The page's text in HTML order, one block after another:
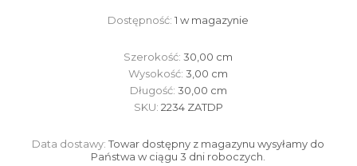
Dostępność: 1 w magazynie
Szerokość:30,00 cm
Wysokość:3,00 cm
Długość: 30,00 cm
SKU: 2234 ZATDP
Data dostawy: Towar dostępny z magazynu wysyłamy do
Państwa w ciągu 3 dni roboczych.